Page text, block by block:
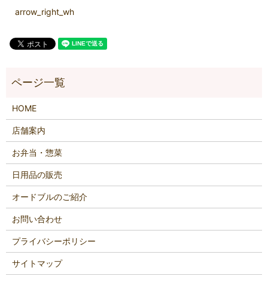
arrow_right_wh
HOME
店舗案内
お弁当・惣菜
日用品の販売
オードブルのご紹介
お問い合わせ
プライバシーポリシー
サイトマップ